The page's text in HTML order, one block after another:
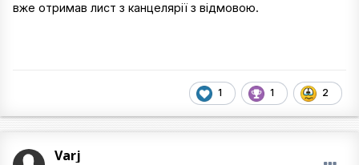
вже отримав лист з канцелярії з відмовою.
1 1 2
Varj